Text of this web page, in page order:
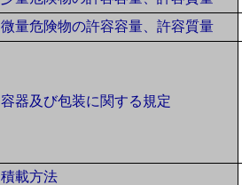
微量危険物の許容容量、許容質量
容器及び包装に関する規定
積載方法